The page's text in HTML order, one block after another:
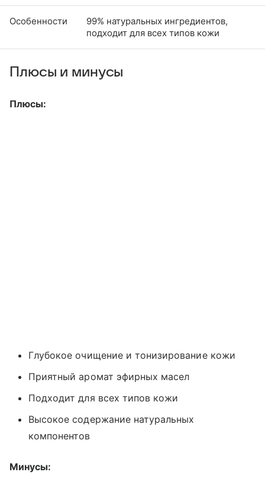
Особенности
99% натуральных ингредиентов,
подходит для всех типов кожи
Плюсы и минусы
Плюсы:
Глубокое очищение и тонизирование кожи
Приятный аромат эфирных масел
Подходит для всех типов кожи
Высокое содержание натуральных
компонентов
Минусы: